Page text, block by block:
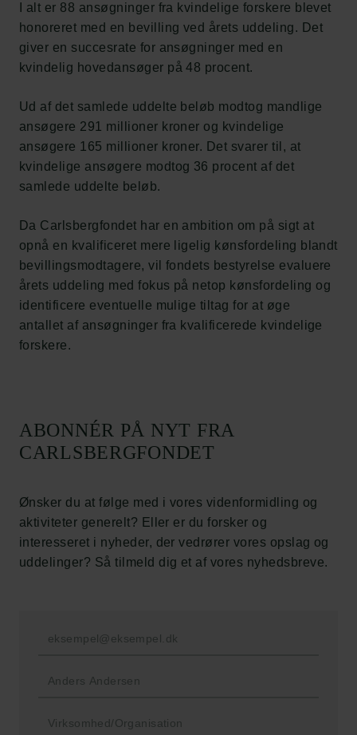
I alt er 88 ansøgninger fra kvindelige forskere blevet
honoreret med en bevilling ved årets uddeling. Det
giver en succesrate for ansøgninger med en
kvindelig hovedansøger på 48 procent.
Ud af det samlede uddelte beløb modtog mandlige
ansøgere 291 millioner kroner og kvindelige
ansøgere 165 millioner kroner. Det svarer til, at
kvindelige ansøgere modtog 36 procent af det
samlede uddelte beløb.
Da Carlsbergfondet har en ambition om på sigt at
opnå en kvalificeret mere ligelig kønsfordeling blandt
bevillingsmodtagere, vil fondets bestyrelse evaluere
årets uddeling med fokus på netop kønsfordeling og
identificere eventuelle mulige tiltag for at øge
antallet af ansøgninger fra kvalificerede kvindelige
forskere.
ABONNÉR PÅ NYT FRA
CARLSBERGFONDET
Ønsker du at følge med i vores videnformidling og
aktiviteter generelt? Eller er du forsker og
interesseret i nyheder, der vedrører vores opslag og
uddelinger? Så tilmeld dig et af vores nyhedsbreve.
Links
Pressekontakt
Job hos os
Nyhedsbrev
Databeskyttelsespolitik
Politik for dataetik
Cookiepolitik
Carlsbergfondet
Carlsberg Group
Frederiksborg • Nationalhistorisk Museum
Ny Carlsbergfondet
Ny Carlsberg Glyptotek
1553 København V
+45 33 43 53 63